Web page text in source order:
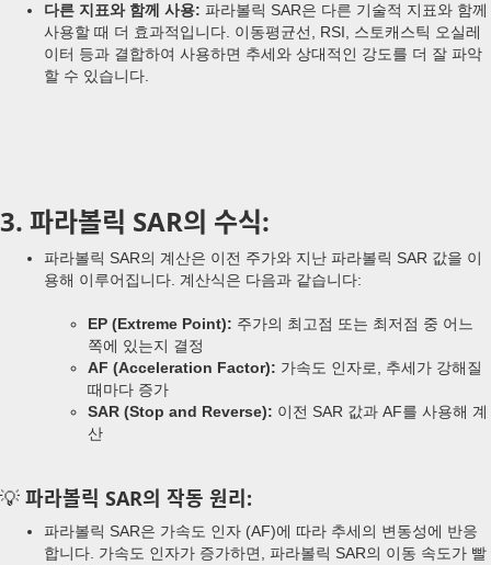
다른 지표와 함께 사용: 파라볼릭 SAR은 다른 기술적 지표와 함께
사용할 때 더 효과적입니다. 이동평균선, RSI, 스토캐스틱 오실레
이터 등과 결합하여 사용하면 추세와 상대적인 강도를 더 잘 파악
할 수 있습니다.
3. 파라볼릭 SAR의 수식:
파라볼릭 SAR의 계산은 이전 주가와 지난 파라볼릭 SAR 값을 이
용해 이루어집니다. 계산식은 다음과 같습니다:
EP (Extreme Point): 주가의 최고점 또는 최저점 중 어느
쪽에 있는지 결정
AF (Acceleration Factor): 가속도 인자로, 추세가 강해질
때마다 증가
SAR (Stop and Reverse): 이전 SAR 값과 AF를 사용해 계
산
💡 파라볼릭 SAR의 작동 원리:
파라볼릭 SAR은 가속도 인자 (AF)에 따라 추세의 변동성에 반응
합니다. 가속도 인자가 증가하면, 파라볼릭 SAR의 이동 속도가 빨